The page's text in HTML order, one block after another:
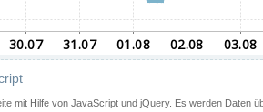
mit Hilfe von JavaScript und jQuery. Es werden Daten